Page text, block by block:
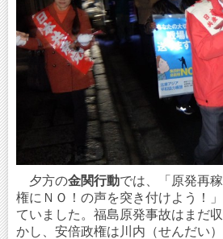
夕方の金関行動では、「原発再
権にＮＯ！の声を突き付けよう！
ていました。福島原発事故はまだ
かし、安倍政権は川内（せんだい